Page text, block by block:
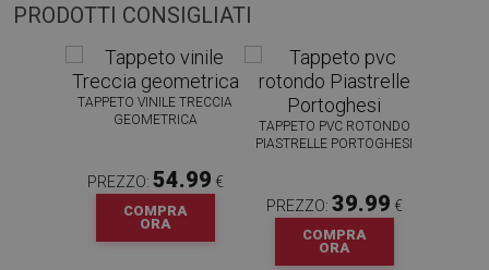
PRODOTTI CONSIGLIATI
TAPPETO VINILE TRECCIA
GEOMETRICA
PREZZO: 54.99 €
COMPRA
ORA
TAPPETO PVC ROTONDO
PIASTRELLE PORTOGHESI
PREZZO: 39.99 €
COMPRA
ORA